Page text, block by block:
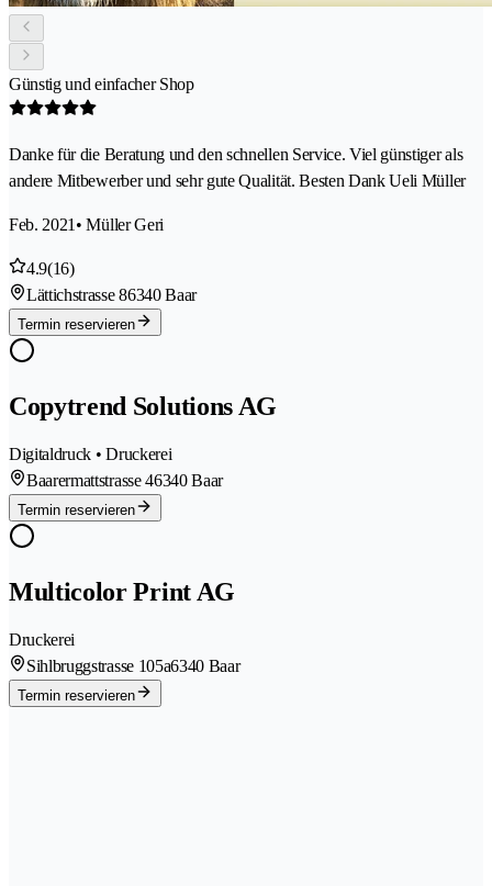
Günstig und einfacher Shop
Danke für die Beratung und den schnellen Service. Viel günstiger als
andere Mitbewerber und sehr gute Qualität. Besten Dank Ueli Müller
Feb. 2021 • Müller Geri
4.9(16)
Lättichstrasse 86340 Baar
Termin reservieren
Copytrend Solutions AG
Digitaldruck • Druckerei
Baarermattstrasse 46340 Baar
Termin reservieren
Multicolor Print AG
Druckerei
Sihlbruggstrasse 105a6340 Baar
Termin reservieren